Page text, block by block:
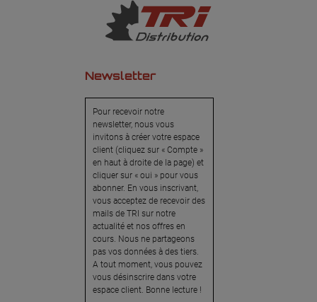
Newsletter
Pour recevoir notre
newsletter, nous vous
invitons à créer votre espace
client (cliquez sur « Compte »
en haut à droite de la page) et
cliquer sur « oui » pour vous
abonner. En vous inscrivant,
vous acceptez de recevoir des
mails de TRI sur notre
actualité et nos offres en
cours. Nous ne partageons
pas vos données à des tiers.
A tout moment, vous pouvez
vous désinscrire dans votre
espace client. Bonne lecture !